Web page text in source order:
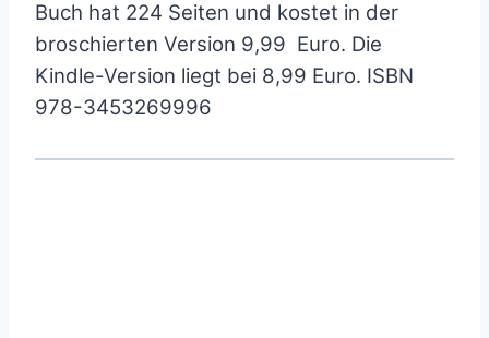
Buch hat 224 Seiten und kostet in der
broschierten Version 9,99 Euro. Die
Kindle-Version liegt bei 8,99 Euro. ISBN
978-3453269996